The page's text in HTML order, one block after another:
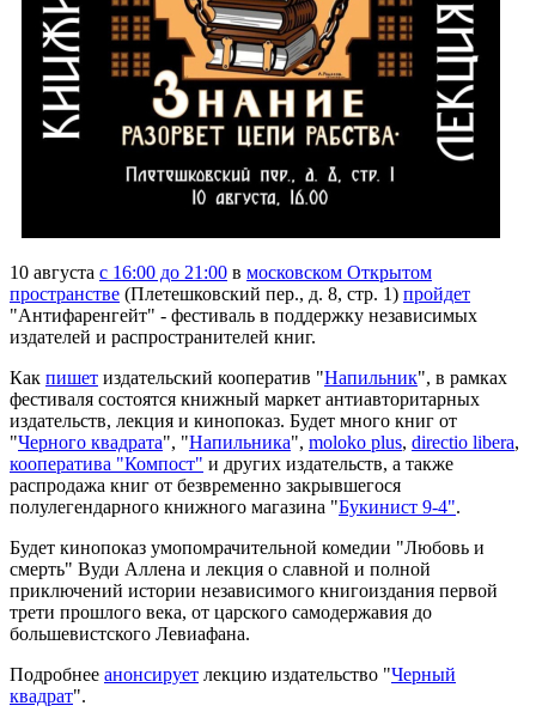
10 августа с 16:00 до 21:00 в московском Открытом
пространстве (Плетешковский пер., д. 8, стр. 1) пройдет
"Антифаренгейт" - фестиваль в поддержку независимых
издателей и распространителей книг.
Как пишет издательский кооператив "Напильник", в рамках
фестиваля состоятся книжный маркет антиавторитарных
издательств, лекция и кинопоказ. Будет много книг от
"Черного квадрата", "Напильника", moloko plus, directio libera,
кооператива "Компост" и других издательств, а также
распродажа книг от безвременно закрывшегося
полулегендарного книжного магазина "Букинист 9-4".
Будет кинопоказ умопомрачительной комедии "Любовь и
смерть" Вуди Аллена и лекция о славной и полной
приключений истории независимого книгоиздания первой
трети прошлого века, от царского самодержавия до
большевистского Левиафана.
Подробнее анонсирует лекцию издательство "Черный
квадрат".